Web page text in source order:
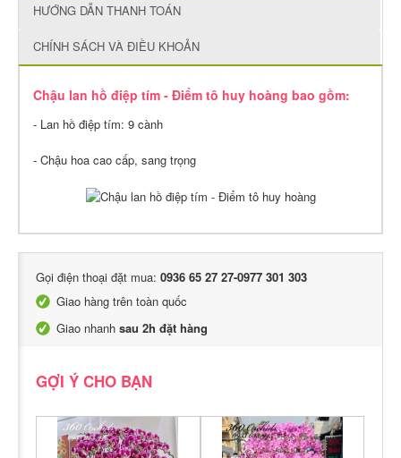
HƯỚNG DẪN THANH TOÁN
CHÍNH SÁCH VÀ ĐIỀU KHOẢN
Chậu lan hồ điệp tím - Điểm tô huy hoàng bao gồm:
- Lan hồ điệp tím: 9 cành
- Chậu hoa cao cấp, sang trọng
Gọi điện thoại đặt mua: 0936 65 27 27-0977 301 303
Giao hàng trên toàn quốc
Giao nhanh sau 2h đặt hàng
GỢI Ý CHO BẠN